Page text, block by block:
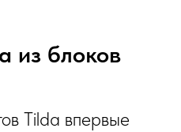
из блоков
Tilda впервые